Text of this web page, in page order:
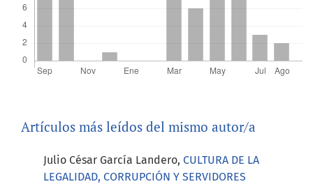
Artículos más leídos del mismo autor/a
Julio César García Landero, CULTURA DE LA
LEGALIDAD, CORRUPCIÓN Y SERVIDORES